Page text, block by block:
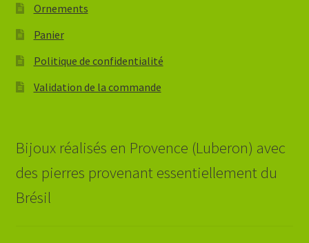
Ornements
Panier
Politique de confidentialité
Validation de la commande
Bijoux réalisés en Provence (Luberon) avec
des pierres provenant essentiellement du
Brésil